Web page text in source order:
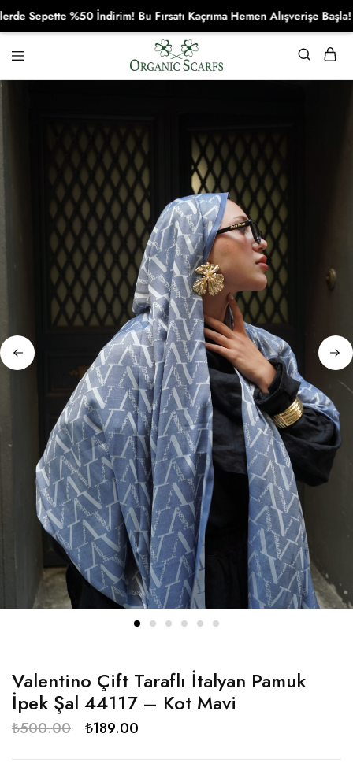
Organikscarf
Valentino Çift Taraflı İtalyan Pamuk
İpek Şal 44117 – Kot Mavi
₺500.00 ₺189.00
%50 İndirim! Bu Fırsatı Kaçrıma Hemen Alışverişe Başla!